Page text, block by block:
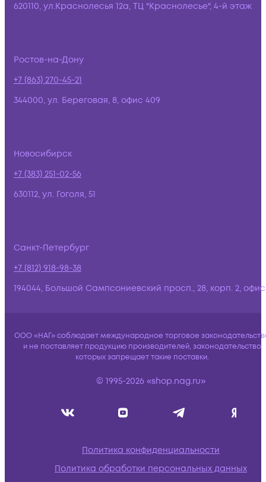
620110, ул.Краснолесья 12а, ТЦ "Краснолесье", 4-й этаж
Ростов-на-Дону
+7 (863) 270-45-21
344000, ул. Береговая, 8, офис 409
Новосибирск
+7 (383) 251-02-56
630112, ул. Гоголя, 51
Санкт-Петербург
+7 (812) 918-98-38
194044, Большой Сампсониевский просп., 28, корп. 2,
ООО «НАГ» соблюдает международное торговое
и не поставляет продукцию производителей, законодательство
которых запрещает такие поставки.
© 1995-2026 «shop.nag.ru»
Политика конфиденциальности
Политика обработки персональных данных